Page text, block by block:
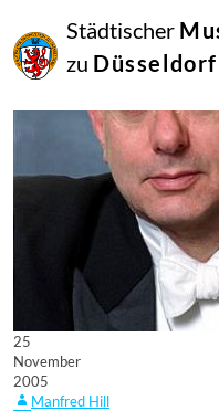
Städtischer
zu Düsseldorf
25
November
2005
Manfred Hill